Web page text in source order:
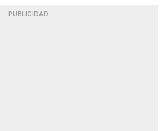
PUBLICIDAD